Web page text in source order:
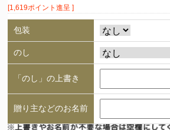
[1,619ポイント進呈 ]
包装
のし
「のし」の上書き
贈り主などのお名前